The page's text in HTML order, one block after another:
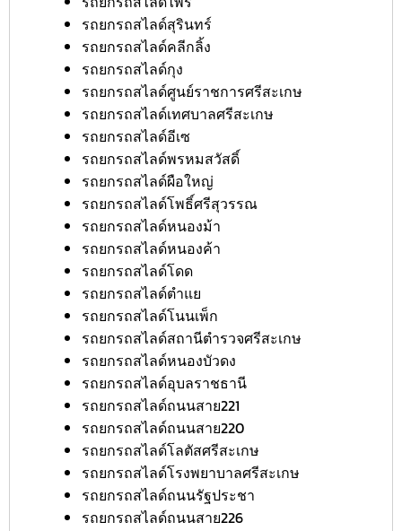
รถยกรถสไลด์สุรินทร์
รถยกรถสไลด์คลีกลิ้ง
รถยกรถสไลด์กุง
รถยกรถสไลด์ศูนย์ราชการศรีสะเกษ
รถยกรถสไลด์เทศบาลศรีสะเกษ
รถยกรถสไลด์อีเซ
รถยกรถสไลด์พรหมสวัสดิ์
รถยกรถสไลด์ผือใหญ่
รถยกรถสไลด์โพธิ์ศรีสุวรรณ
รถยกรถสไลด์หนองม้า
รถยกรถสไลด์หนองค้า
รถยกรถสไลด์โดด
รถยกรถสไลด์ตำแย
รถยกรถสไลด์โนนเพ็ก
รถยกรถสไลด์สถานีตำรวจศรีสะเกษ
รถยกรถสไลด์หนองบัวดง
รถยกรถสไลด์อุบลราชธานี
รถยกรถสไลด์ถนนสาย221
รถยกรถสไลด์ถนนสาย220
รถยกรถสไลด์โลตัสศรีสะเกษ
รถยกรถสไลด์โรงพยาบาลศรีสะเกษ
รถยกรถสไลด์ถนนรัฐประชา
รถยกรถสไลด์ถนนสาย226